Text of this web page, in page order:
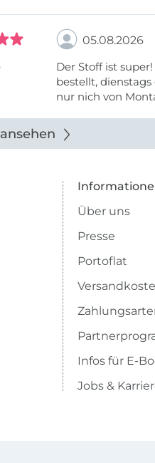
05.08.2026
Der Stoff ist
bestellt,
nur nich von
Über uns
Presse
Portoflat
Infos für E-
Jobs &